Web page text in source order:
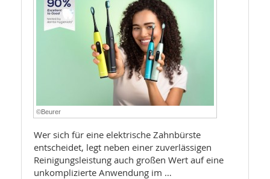
©Beurer
Wer sich für eine elektrische Zahnbürste
entscheidet, legt neben einer zuverlässigen
Reinigungsleistung auch großen Wert auf eine
unkomplizierte Anwendung im …